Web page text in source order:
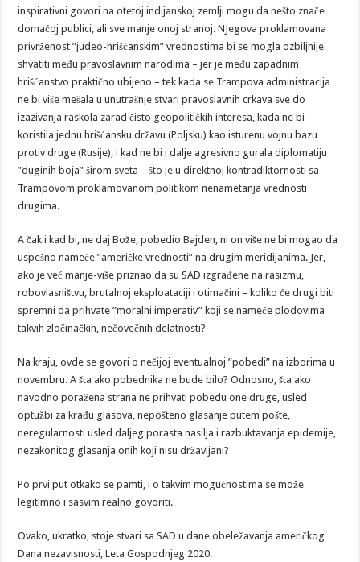
inspirativni govori na otetoj indijanskoj zemlji mogu da nešto znače
domaćoj publici, ali sve manje onoj stranoj. NJegova proklamovana
privrženost ”judeo-hrišćanskim” vrednostima bi se mogla ozbiljnije
shvatiti među pravoslavnim narodima – jer je među zapadnim
hrišćanstvo praktično ubijeno – tek kada se Trampova administracija
ne bi više mešala u unutrašnje stvari pravoslavnih crkava sve do
izazivanja raskola zarad čisto geopolitičkih interesa, kada ne bi
koristila jednu hrišćansku državu (Poljsku) kao isturenu vojnu bazu
protiv druge (Rusije), i kad ne bi i dalje agresivno gurala diplomatiju
”duginih boja” širom sveta – što je u direktnoj kontradiktornosti sa
Trampovom proklamovanom politikom nenametanja vrednosti
drugima.
A čak i kad bi, ne daj Bože, pobedio Bajden, ni on više ne bi mogao da
uspešno nameće ”američke vrednosti” na drugim meridijanima. Jer,
ako je već manje-više priznao da su SAD izgrađene na rasizmu,
robovlasništvu, brutalnoj eksploataciji i otimačini – koliko će drugi biti
spremni da prihvate ”moralni imperativ” koji se nameće plodovima
takvih zločinačkih, nečovečnih delatnosti?
Na kraju, ovde se govori o nečijoj eventualnoj ”pobedi” na izborima u
novembru. A šta ako pobednika ne bude bilo? Odnosno, šta ako
navodno poražena strana ne prihvati pobedu one druge, usled
optužbi za krađu glasova, nepošteno glasanje putem pošte,
neregularnosti usled daljeg porasta nasilja i razbuktavanja epidemije,
nezakonitog glasanja onih koji nisu državljani?
Po prvi put otkako se pamti, i o takvim mogućnostima se može
legitimno i sasvim realno govoriti.
Ovako, ukratko, stoje stvari sa SAD u dane obeležavanja američkog
Dana nezavisnosti, Leta Gospodnjeg 2020.